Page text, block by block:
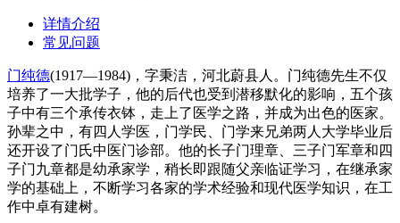
详情介绍
常见问题
门纯德(1917—1984)，字秉洁，河北蔚县人。门纯德先生不仅
培养了一大批学子，他的后代也受到潜移默化的影响，五个孩
子中有三个承传衣钵，走上了医学之路，并成为出色的医家。
孙辈之中，有四人学医，门学民、门学来兄弟两人大学毕业后
还开设了门氏中医门诊部。他的长子门理章、三子门军章和四
子门九章都是幼承家学，稍长即跟随父亲临证学习，在继承家
学的基础上，不断学习各家的学术经验和现代医学知识，在工
作中卓有建树。